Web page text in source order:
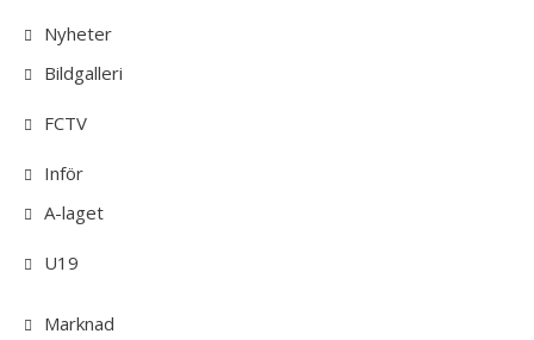
Nyheter
Bildgalleri
FCTV
Inför
A-laget
U19
Marknad